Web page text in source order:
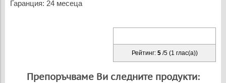
Гаранция: 24 месеца
Рейтинг: 5 /5(1 глас(а))
Препоръчваме Ви следните продукти: